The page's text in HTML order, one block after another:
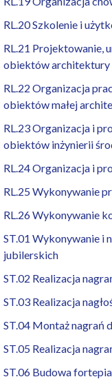
RL.20 Szkolenie i
RL.21 Projektowanie,
obiektów
RL.22 Organizacja
obiektów małej
RL.23 Organizacja i
obiektów inżynierii
RL.24 Organizacja i
RL.25 Wykonywanie
RL.26 Wykonywanie
ST.01 Wykonywanie i
jubilerskich
ST.02 Realizacja
ST.03 Realizacja
ST.04 Montaż nagrań
ST.05 Realizacja
ST.06 Budowa